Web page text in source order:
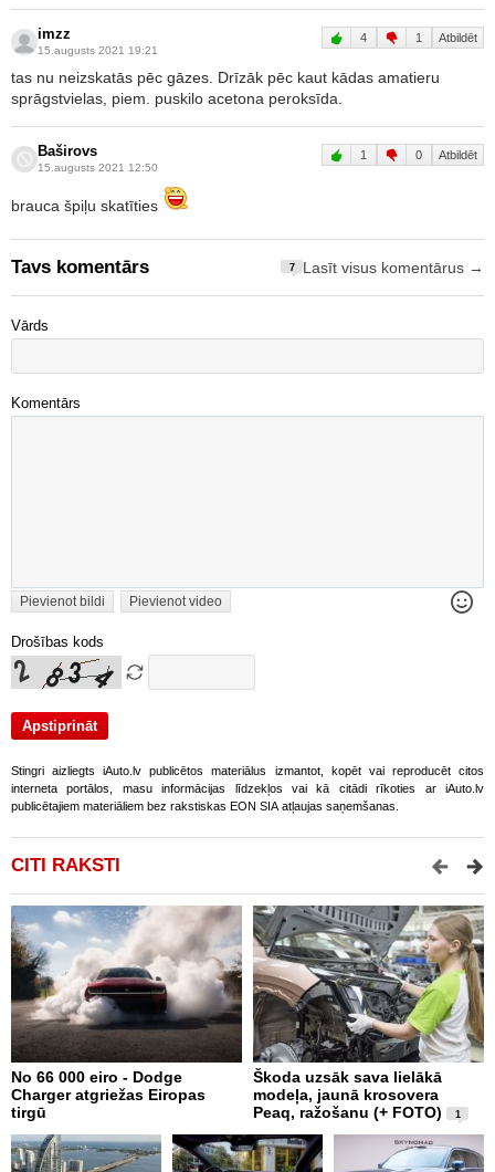
imzz
15.augusts 2021 19:21
4 1 Atbildēt
tas nu neizskatās pēc gāzes. Drīzāk pēc kaut kādas amatieru
sprāgstvielas, piem. puskilo acetona peroksīda.
Baširovs
15.augusts 2021 12:50
1 0 Atbildēt
brauca špiļu skatīties
Tavs komentārs 7 Lasīt visus komentārus →
Vārds
Komentārs
Pievienot bildi Pievienot video
Drošības kods
Stingri aizliegts iAuto.lv publicētos materiālus izmantot, kopēt vai reproducēt citos
interneta portālos, masu informācijas līdzekļos vai kā citādi rīkoties ar iAuto.lv
publicētajiem materiāliem bez rakstiskas EON SIA atļaujas saņemšanas.
CITI RAKSTI
No 66 000 eiro - Dodge
Charger atgriežas Eiropas
tirgū
Škoda uzsāk sava lielākā
modeļa, jaunā krosovera
Peaq, ražošanu (+ FOTO)
1